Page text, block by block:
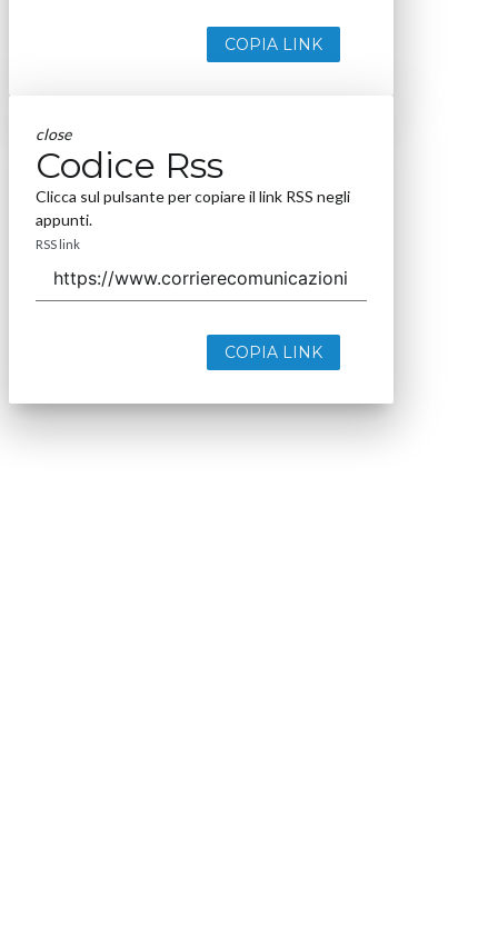
COPIA LINK
close
Codice Rss
Clicca sul pulsante per copiare il link RSS negli
appunti.
RSS link
COPIA LINK